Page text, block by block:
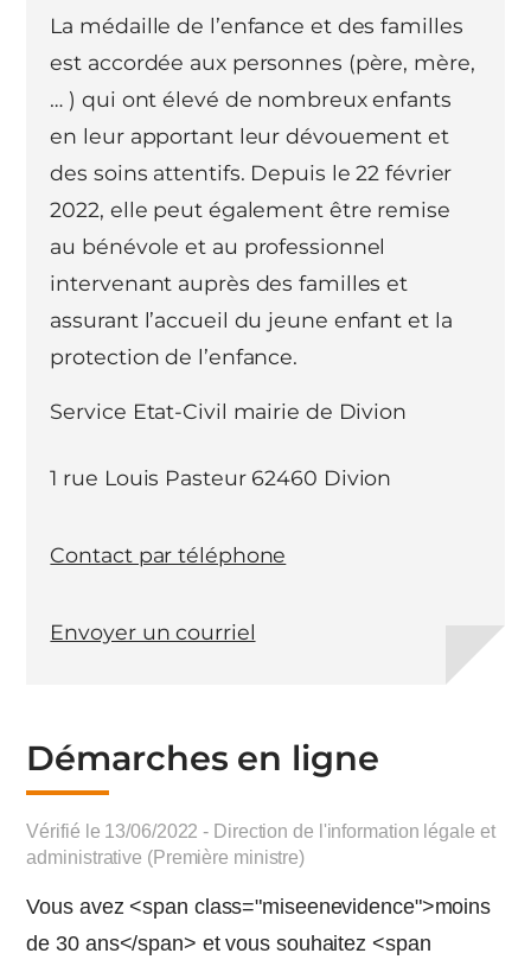
Démarches en ligne
Vérifié le 13/06/2022 - Direction de l'information légale et
administrative (Première ministre)
Vous avez <span class="miseenevidence">moins
de 30 ans</span> et vous souhaitez <span
La médaille de l’enfance et des familles
est accordée aux personnes (père, mère,
… ) qui ont élevé de nombreux enfants
en leur apportant leur dévouement et
des soins attentifs. Depuis le 22 février
2022, elle peut également être remise
au bénévole et au professionnel
intervenant auprès des familles et
assurant l’accueil du jeune enfant et la
protection de l’enfance.
Service Etat-Civil mairie de Divion
1 rue Louis Pasteur 62460 Divion
Contact par téléphone
Envoyer un courriel